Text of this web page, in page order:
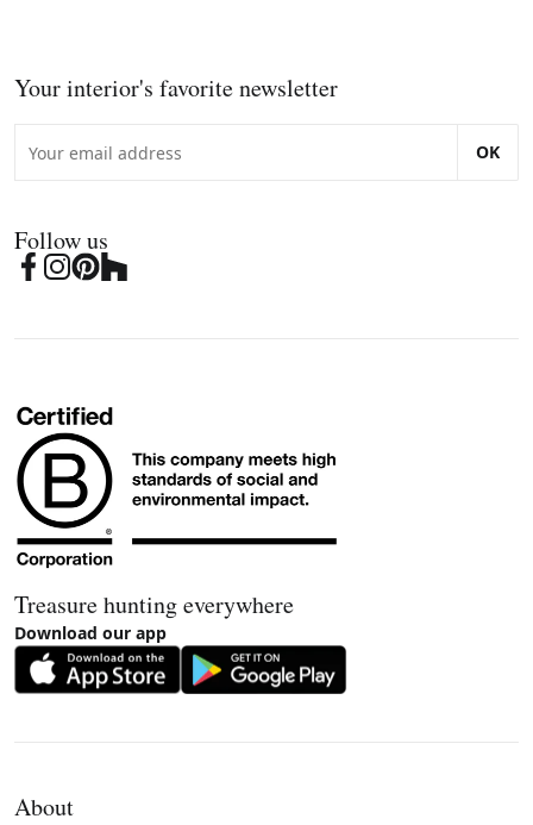
Your interior's favorite newsletter
OK
Follow us
Treasure hunting everywhere
Download our app
About